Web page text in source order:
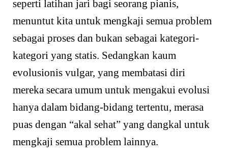
seperti latihan jari bagi seorang pianis,
menuntut kita untuk mengkaji semua problem
sebagai proses dan bukan sebagai kategori-
kategori yang statis. Sedangkan kaum
evolusionis vulgar, yang membatasi diri
mereka secara umum untuk mengakui evolusi
hanya dalam bidang-bidang tertentu, merasa
puas dengan “akal sehat” yang dangkal untuk
mengkaji semua problem lainnya.